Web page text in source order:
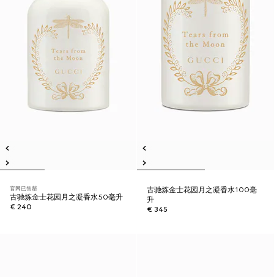
官网已售罄
古驰炼金士花园月之凝香水50毫升
€ 240
古驰炼金士花园月之凝香水100毫
升
€ 345